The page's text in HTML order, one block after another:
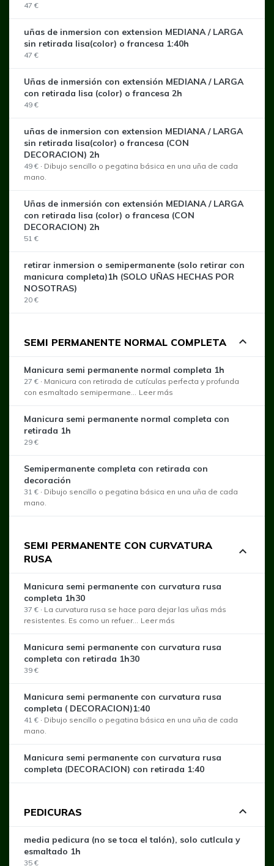
47 €
uñas de inmersion con extension MEDIANA / LARGA
sin retirada lisa(color) o francesa 1:40h
47 €
Uñas de inmersión con extensión MEDIANA / LARGA
con retirada lisa (color) o francesa 2h
49 €
uñas de inmersion con extension MEDIANA / LARGA
sin retirada lisa(color) o francesa (CON
DECORACION) 2h
49 € · Dibujo sencillo o pegatina básica en una uña de cada
mano.
Uñas de inmersión con extensión MEDIANA / LARGA
con retirada lisa (color) o francesa (CON
DECORACION) 2h
51 €
retirar inmersion o semipermanente (solo retirar con
manicura completa)1h (SOLO UÑAS HECHAS POR
NOSOTRAS)
20 €
SEMI PERMANENTE NORMAL COMPLETA expand_less
Manicura semi permanente normal completa 1h
27 € · Manicura con retirada de cutículas perfecta y profunda
con esmaltado semipermane... Leer más
Manicura semi permanente normal completa con
retirada 1h
29 €
Semipermanente completa con retirada con
decoración
31 € · Dibujo sencillo o pegatina básica en una uña de cada
mano.
SEMI PERMANENTE CON CURVATURA
RUSA
expand_less
Manicura semi permanente con curvatura rusa
completa 1h30
37 € · La curvatura rusa se hace para dejar las uñas más
resistentes. Es como un refuer... Leer más
Manicura semi permanente con curvatura rusa
completa con retirada 1h30
39 €
Manicura semi permanente con curvatura rusa
completa ( DECORACION)1:40
41 € · Dibujo sencillo o pegatina básica en una uña de cada
mano.
Manicura semi permanente con curvatura rusa
completa (DECORACION) con retirada 1:40
PEDICURAS expand_less
media pedicura (no se toca el talón), solo cutIcula y
esmaltado 1h
35 €